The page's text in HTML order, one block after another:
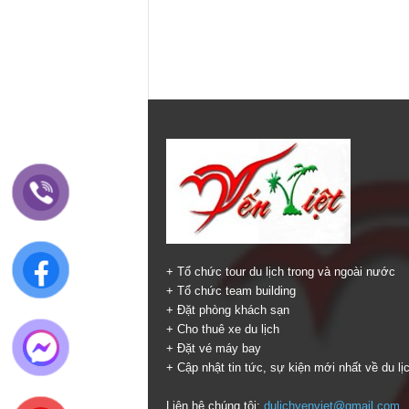
+ Tổ chức tour du lịch trong và ngoài nước
+ Tổ chức team building
+ Đặt phòng khách sạn
+ Cho thuê xe du lịch
+ Đặt vé máy bay
+ Cập nhật tin tức, sự kiện mới nhất về du
Liên hệ chúng tôi: dulichyenviet@gmail.com